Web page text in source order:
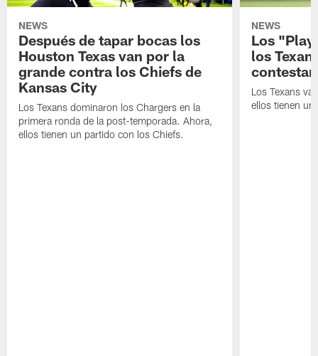
NEWS
Después de tapar bocas los
Houston Texas van por la
grande contra los Chiefs de
Kansas City
Los Texans dominaron los Chargers en la
primera ronda de la post-temporada. Ahora,
ellos tienen un partido con los Chiefs.
NEWS
Los
los
contestar
Los Texans
ellos tienen un